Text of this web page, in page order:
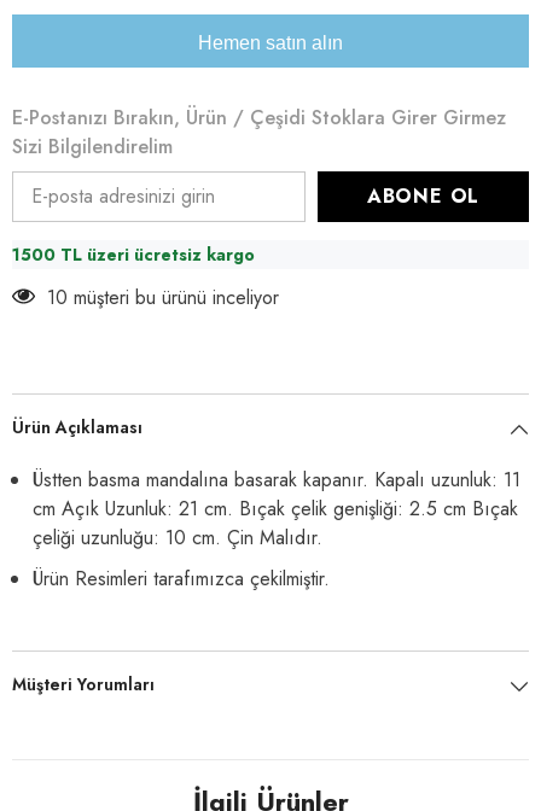
Hemen satın alın
E-Postanızı Bırakın, Ürün / Çeşidi Stoklara Girer Girmez
Sizi Bilgilendirelim
ABONE OL
1500 TL üzeri ücretsiz kargo
10 müşteri bu ürünü inceliyor
Ürün Açıklaması
Üstten basma mandalına basarak kapanır. Kapalı uzunluk: 11
cm Açık Uzunluk: 21 cm. Bıçak çelik genişliği: 2.5 cm Bıçak
çeliği uzunluğu: 10 cm. Çin Malıdır.
Ürün Resimleri tarafımızca çekilmiştir.
Müşteri Yorumları
İlgili Ürünler